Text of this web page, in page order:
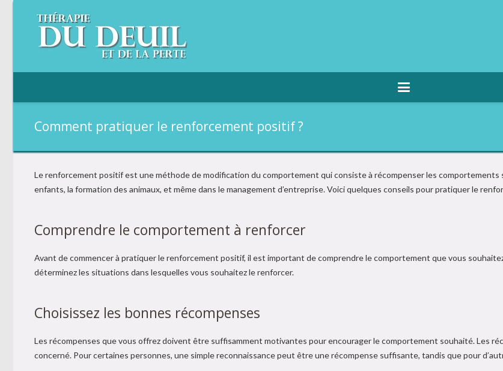
Comment pratiquer le renforcement positif ?
Le renforcement positif est une méthode de modification du comportement qui consiste à récompenser les
enfants, la formation des animaux, et même dans le management d’entreprise. Voici quelques conseils pour pratiquer le
Comprendre le comportement à renforcer
Avant de commencer à pratiquer le renforcement positif, il est important de comprendre le comportement que vous
déterminez les situations dans lesquelles vous souhaitez le renforcer.
Choisissez les bonnes récompenses
Les récompenses que vous offrez doivent être suffisamment motivantes pour encourager le comportement souhaité. Les
concerné. Pour certaines personnes, une simple reconnaissance peut être une récompense suffisante, tandis que pour